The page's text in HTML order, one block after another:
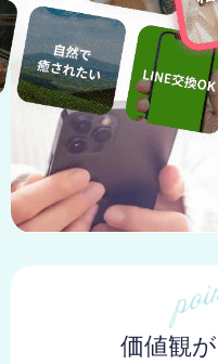
価値観